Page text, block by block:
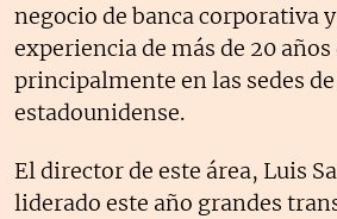
negocio de banca corporativa
experiencia de más de 20
principalmente en las sedes
estadounidense.
El director de este área, Luis
liderado este año grandes